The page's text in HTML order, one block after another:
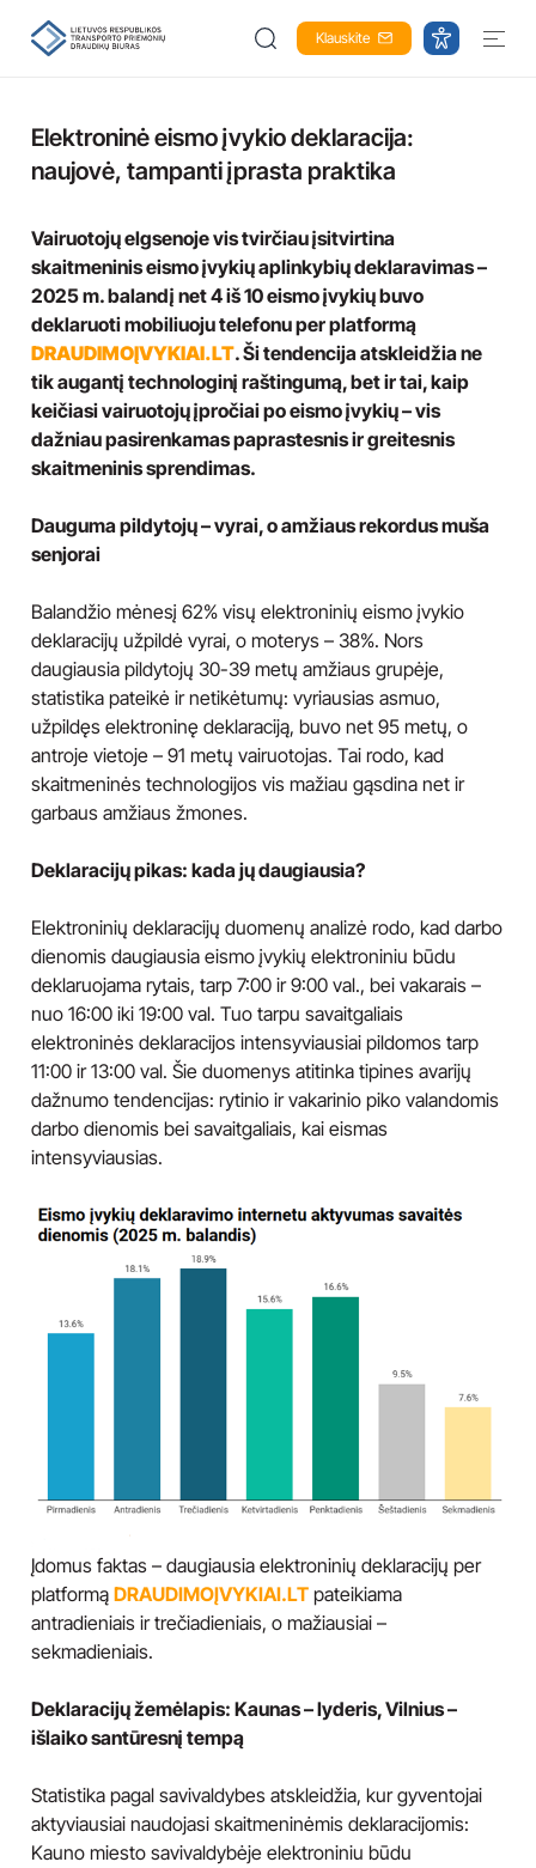
Klauskite
Elektroninė eismo įvykio deklaracija:
naujovė, tampanti įprasta praktika
Vairuotojų elgsenoje vis tvirčiau įsitvirtina
skaitmeninis eismo įvykių aplinkybių deklaravimas –
2025 m. balandį net 4 iš 10 eismo įvykių buvo
deklaruoti mobiliuoju telefonu per platformą
DRAUDIMOĮVYKIAI.LT. Ši tendencija atskleidžia ne
tik augantį technologinį raštingumą, bet ir tai, kaip
keičiasi vairuotojų įpročiai po eismo įvykių – vis
dažniau pasirenkamas paprastesnis ir greitesnis
skaitmeninis sprendimas.
Dauguma pildytojų – vyrai, o amžiaus rekordus muša
senjorai
Balandžio mėnesį 62% visų elektroninių eismo įvykio
deklaracijų užpildė vyrai, o moterys – 38%. Nors
daugiausia pildytojų 30-39 metų amžiaus grupėje,
statistika pateikė ir netikėtumų: vyriausias asmuo,
užpildęs elektroninę deklaraciją, buvo net 95 metų, o
antroje vietoje – 91 metų vairuotojas. Tai rodo, kad
skaitmeninės technologijos vis mažiau gąsdina net ir
garbaus amžiaus žmones.
Deklaracijų pikas: kada jų daugiausia?
Elektroninių deklaracijų duomenų analizė rodo, kad darbo
dienomis daugiausia eismo įvykių elektroniniu būdu
deklaruojama rytais, tarp 7:00 ir 9:00 val., bei vakarais –
nuo 16:00 iki 19:00 val. Tuo tarpu savaitgaliais
elektroninės deklaracijos intensyviausiai pildomos tarp
11:00 ir 13:00 val. Šie duomenys atitinka tipines avarijų
dažnumo tendencijas: rytinio ir vakarinio piko valandomis
darbo dienomis bei savaitgaliais, kai eismas
intensyviausias.
Įdomus faktas – daugiausia elektroninių deklaracijų per
platformą DRAUDIMOĮVYKIAI.LT pateikiama
antradieniais ir trečiadieniais, o mažiausiai –
sekmadieniais.
Deklaracijų žemėlapis: Kaunas – lyderis, Vilnius –
išlaiko santūresnį tempą
Statistika pagal savivaldybes atskleidžia, kur gyventojai
aktyviausiai naudojasi skaitmeninėmis deklaracijomis:
Kauno miesto savivaldybėje elektroniniu būdu